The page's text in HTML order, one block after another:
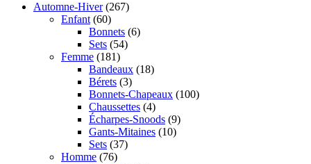
Automne-Hiver (267)
Enfant (60)
Bonnets (6)
Sets (54)
Femme (181)
Bandeaux (18)
Bérets (3)
Bonnets-Chapeaux (100)
Chaussettes (4)
Écharpes-Snoods (9)
Gants-Mitaines (10)
Sets (37)
Homme (76)